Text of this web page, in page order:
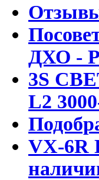
ДХО -
3S
L2
VX-